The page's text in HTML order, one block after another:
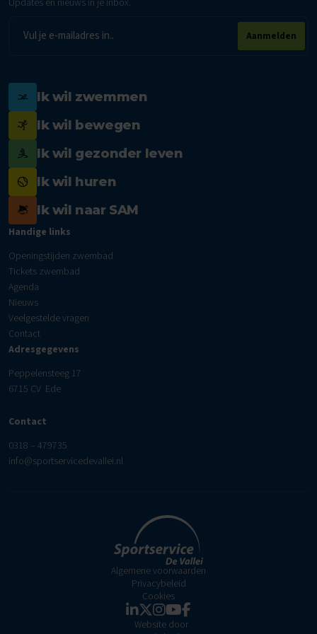
mailadres
Aanmelden
Ik wil zwemmen
Ik wil bewegen
Ik wil gezonder leven
Ik wil huren
Ik wil naar SAM
Handige links
Openingstijden zwembad
Tickets zwembad
Agenda
Nieuws
Veelgestelde vragen
Contact
Adresgegevens
Peppelensteeg 17
6715 CV Ede
Contact
0318 – 479735
info@sportservicedevallei.nl
Algemene voorwaarden
Privacybeleid
Cookies
Website door